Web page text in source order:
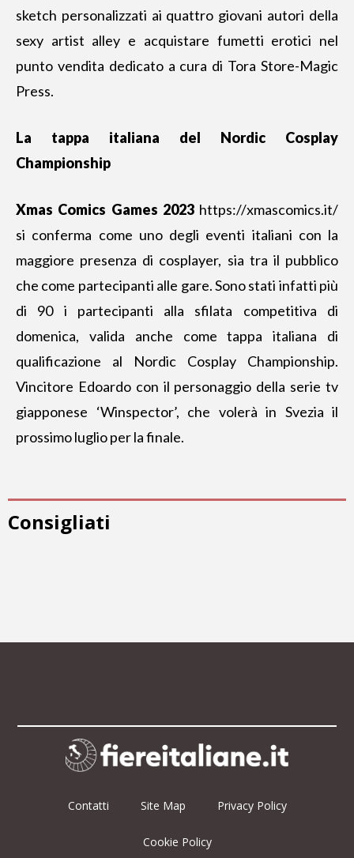
sketch personalizzati ai quattro giovani autori della
sexy artist alley e acquistare fumetti erotici nel
punto vendita dedicato a cura di Tora Store-Magic
Press.
La tappa italiana del Nordic Cosplay
Championship
Xmas Comics Games 2023 https://xmascomics.it/
si conferma come uno degli eventi italiani con la
maggiore presenza di cosplayer, sia tra il pubblico
che come partecipanti alle gare. Sono stati infatti più
di 90 i partecipanti alla sfilata competitiva di
domenica, valida anche come tappa italiana di
qualificazione al Nordic Cosplay Championship.
Vincitore Edoardo con il personaggio della serie tv
giapponese ‘Winspector’, che volerà in Svezia il
prossimo luglio per la finale.
Consigliati
Contatti Site Map Privacy Policy
Cookie Policy